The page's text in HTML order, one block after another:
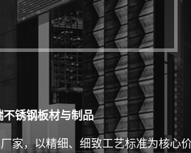
不锈钢板材与制品
家，以精细、细致工艺标准为核心